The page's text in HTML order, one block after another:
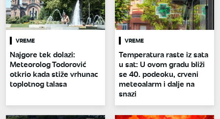
VREME
Najgore tek dolazi:
Meteorolog Todorović
otkrio kada stiže vrhunac
toplotnog talasa
VREME
Temperatura raste iz sata
u sat: U ovom gradu bliži
se 40. podeoku, crveni
meteoalarm i dalje na
snazi